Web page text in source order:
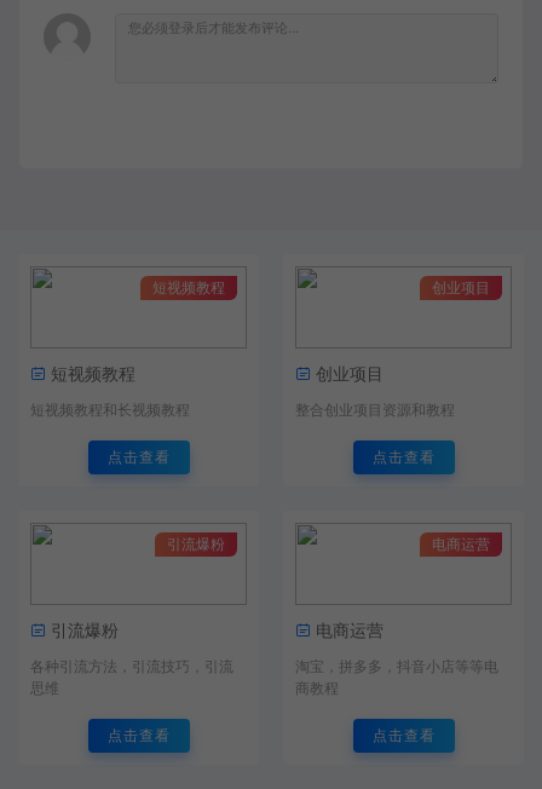
短视频教程
短视频教程
短视频教程和长视频教程
点击查看
创业项目
创业项目
整合创业项目资源和教程
点击查看
引流爆粉
引流爆粉
各种引流方法，引流技巧，引流
思维
点击查看
电商运营
电商运营
淘宝，拼多多，抖音小店等等电
商教程
点击查看